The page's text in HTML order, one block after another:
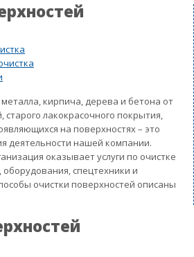
кирпича, дерева и бетона от
старого лакокрасочного покрытия,
на поверхностях – это
деятельности нашей компании.
оказывает услуги по очистке
спецтехники и
очистки поверхностей описаны